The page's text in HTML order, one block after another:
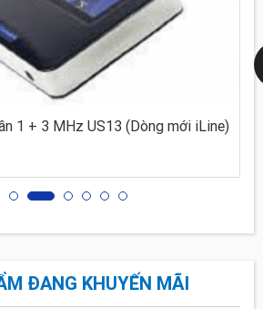
1 + 3 MHz US13 (Dòng mới iLine)
ĐANG KHUYẾN MÃI